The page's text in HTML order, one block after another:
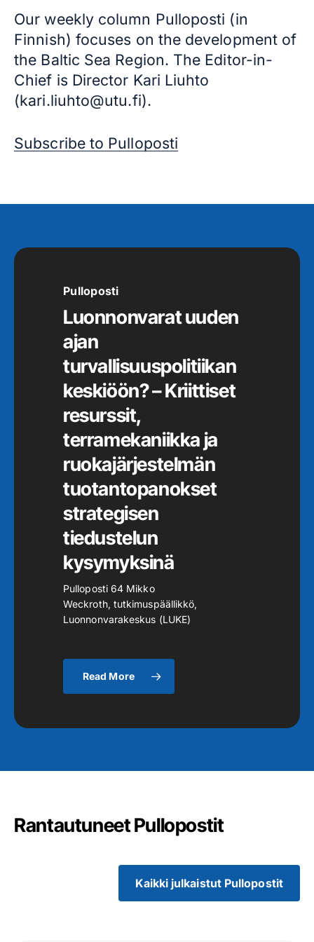
Our weekly column Pulloposti (in
Finnish) focuses on the development of
the Baltic Sea Region. The Editor-in-
Chief is Director Kari Liuhto
(kari.liuhto@utu.fi).
Subscribe to Pulloposti
Pulloposti
Luonnonvarat uuden
ajan
turvallisuuspolitiikan
keskiöön? – Kriittiset
resurssit,
terramekaniikka ja
ruokajärjestelmän
tuotantopanokset
strategisen
tiedustelun
kysymyksinä
Pulloposti 64 Mikko
Weckroth, tutkimuspäällikkö,
Luonnonvarakeskus (LUKE)
Read More
Rantautuneet Pullopostit
Kaikki julkaistut Pullopostit